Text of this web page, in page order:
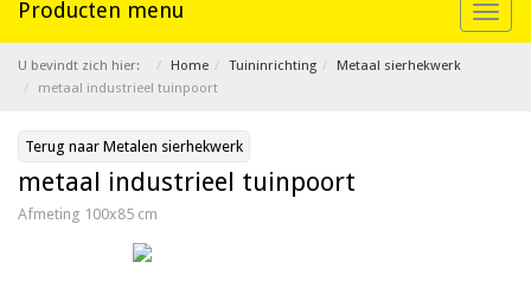
U bevindt zich hier: Home Tuininrichting
Metaal sierhekwerk
metaal industrieel tuinpoort
Terug naar Metalen sierhekwerk
metaal industrieel tuinpoort
Afmeting 100x85 cm